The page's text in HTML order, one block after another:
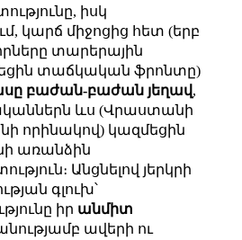
իսկ
կարճ միջոցից հետ (երբ
տարերային
տաճկական ֆրոնտը)
բաժան-բաժան յեղավ,
ևս (Վրաստանի
որինակով) կազմեցին
առանձին
Անցնելով յերկրի
գլուխ՝
իր անմիտ
ավերի ու